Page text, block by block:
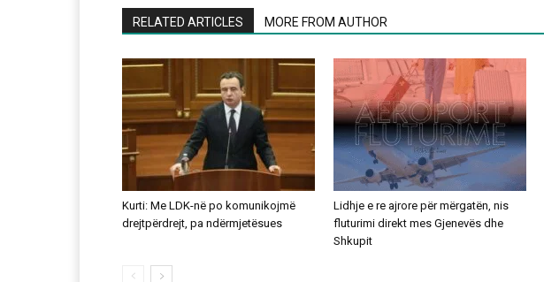
RELATED ARTICLES MORE FROM AUTHOR
Kurti: Me LDK-në po komunikojmë
drejtpërdrejt, pa ndërmjetësues
Lidhje e re ajrore për mërgatën, nis
fluturimi direkt mes Gjenevës dhe
Shkupit